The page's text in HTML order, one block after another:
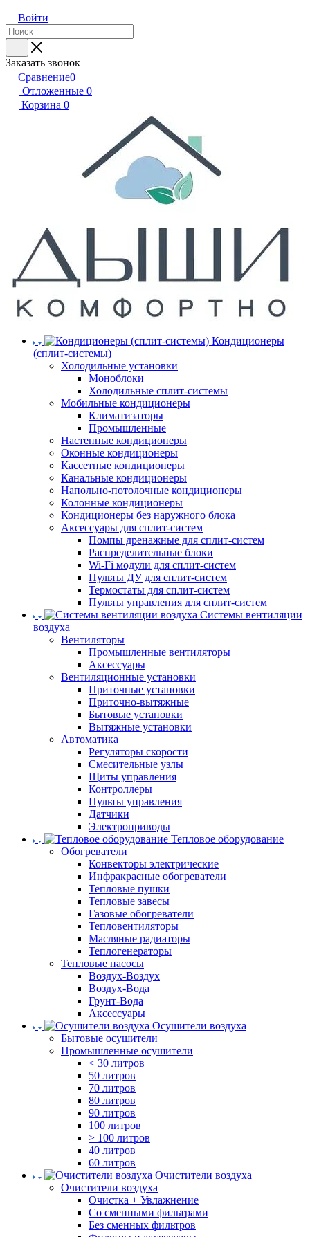
Войти
Заказать звонок
Сравнение0
Отложенные 0
Корзина 0
Кондиционеры
(сплит-системы)
Холодильные установки
Моноблоки
Холодильные сплит-системы
Мобильные кондиционеры
Климатизаторы
Промышленные
Настенные кондиционеры
Оконные кондиционеры
Кассетные кондиционеры
Канальные кондиционеры
Напольно-потолочные кондиционеры
Колонные кондиционеры
Кондиционеры без наружного блока
Аксессуары для сплит-систем
Помпы дренажные для сплит-систем
Распределительные блоки
Wi-Fi модули для сплит-систем
Пульты ДУ для сплит-систем
Термостаты для сплит-систем
Пульты управления для сплит-систем
Системы вентиляции
воздуха
Вентиляторы
Промышленные вентиляторы
Аксессуары
Вентиляционные установки
Приточные установки
Приточно-вытяжные
Бытовые установки
Вытяжные установки
Автоматика
Регуляторы скорости
Смесительные узлы
Щиты управления
Контроллеры
Пульты управления
Датчики
Электроприводы
Тепловое оборудование
Обогреватели
Конвекторы электрические
Инфракрасные обогреватели
Тепловые пушки
Тепловые завесы
Газовые обогреватели
Тепловентиляторы
Масляные радиаторы
Теплогенераторы
Тепловые насосы
Воздух-Воздух
Воздух-Вода
Грунт-Вода
Аксессуары
Осушители воздуха
Бытовые осушители
Промышленные осушители
< 30 литров
50 литров
70 литров
80 литров
90 литров
100 литров
> 100 литров
40 литров
60 литров
Очистители воздуха
Очистители воздуха
Очистка + Увлажнение
Cо сменными фильтрами
Без сменных фильтров